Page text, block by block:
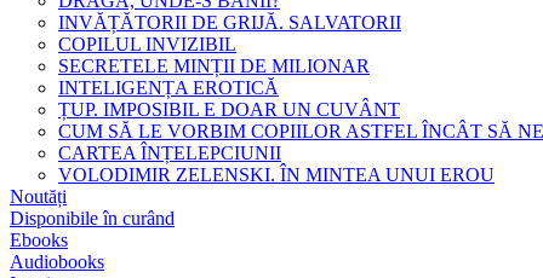
INVĂȚĂTORII DE GRIJĂ. SALVATORII
COPILUL INVIZIBIL
SECRETELE MINȚII DE MILIONAR
INTELIGENȚA EROTICĂ
ȚUP. IMPOSIBIL E DOAR UN CUVÂNT
CUM SĂ LE VORBIM COPIILOR ASTFEL ÎNCÂT SĂ
CARTEA ÎNȚELEPCIUNII
VOLODIMIR ZELENSKI. ÎN MINTEA UNUI EROU
Noutăți
Disponibile în curând
Ebooks
Audiobooks